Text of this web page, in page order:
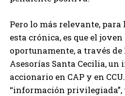
Pero lo más relevante, para
esta crónica, es que el
oportunamente, a través
Asesorías Santa Cecilia, un
accionario en CAP y en
“información privilegiada”,